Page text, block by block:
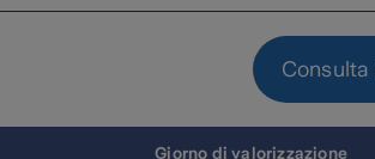
Giorno di valorizzazione